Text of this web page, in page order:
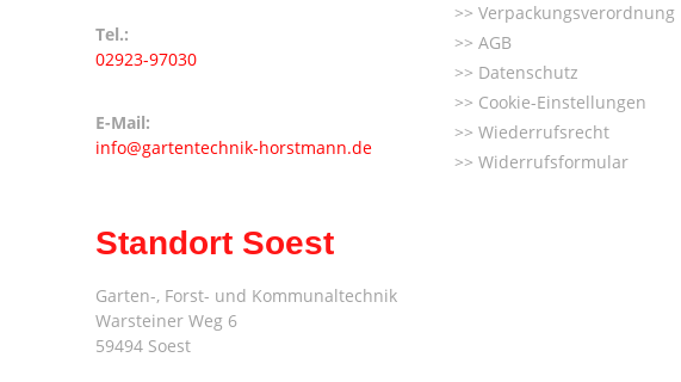
Tel.:
02923-97030
E-Mail:
info@gartentechnik-horstmann.de
Standort Soest
Garten-, Forst- und Kommunaltechnik
Warsteiner Weg 6
59494 Soest
Verpackungsverordnung
AGB
Datenschutz
Cookie-Einstellungen
Wiederrufsrecht
Widerrufsformular